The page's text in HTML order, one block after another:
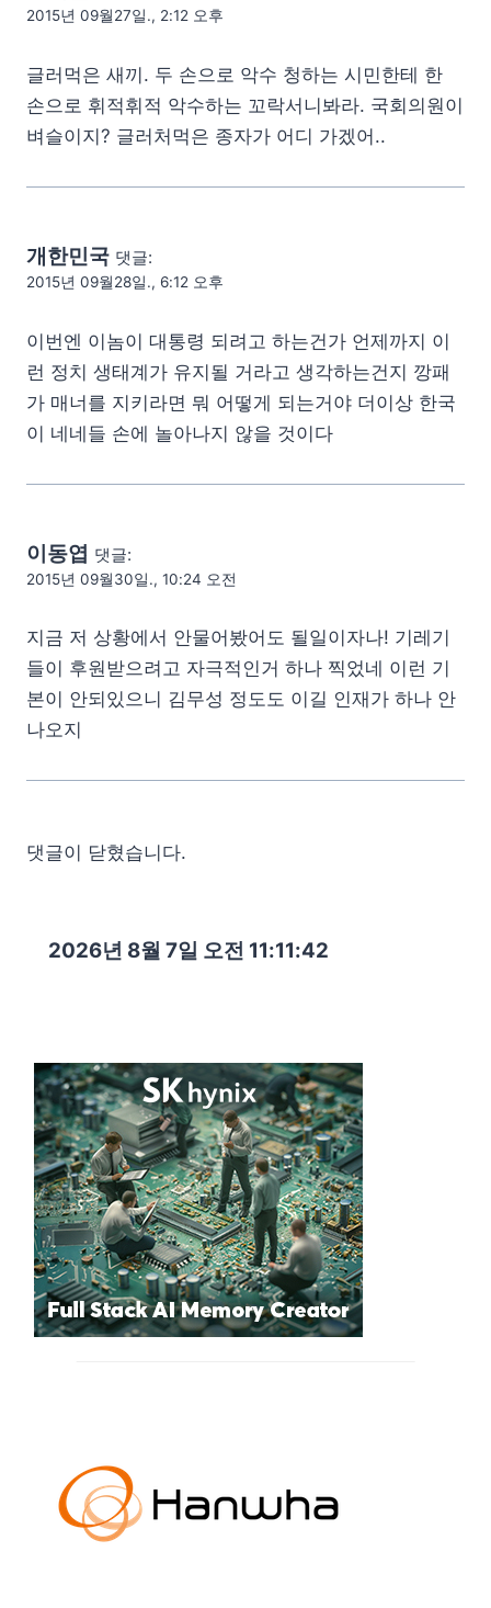
2015년 09월27일., 2:12 오후
글러먹은 새끼. 두 손으로 악수 청하는 시민한테 한
손으로 휘적휘적 악수하는 꼬락서니봐라. 국회의원이
벼슬이지? 글러처먹은 종자가 어디 가겠어..
개한민국 댓글:
2015년 09월28일., 6:12 오후
이번엔 이놈이 대통령 되려고 하는건가 언제까지 이
런 정치 생태계가 유지될 거라고 생각하는건지 깡패
가 매너를 지키라면 뭐 어떻게 되는거야 더이상 한국
이 네네들 손에 놀아나지 않을 것이다
이동엽 댓글:
2015년 09월30일., 10:24 오전
지금 저 상황에서 안물어봤어도 될일이자나! 기레기
들이 후원받으려고 자극적인거 하나 찍었네 이런 기
본이 안되있으니 김무성 정도도 이길 인재가 하나 안
나오지
댓글이 닫혔습니다.
2026년 8월 7일 오전 11:11:43